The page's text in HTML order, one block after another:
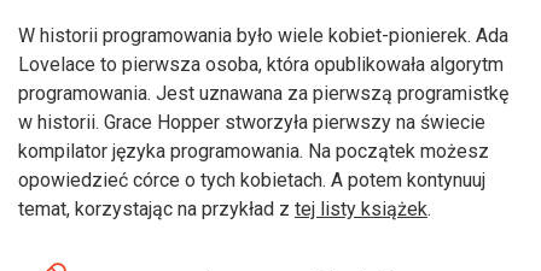
W historii programowania było wiele kobiet-pionierek. Ada
Lovelace to pierwsza osoba, która opublikowała algorytm
programowania. Jest uznawana za pierwszą programistkę
w historii. Grace Hopper stworzyła pierwszy na świecie
kompilator języka programowania. Na początek możesz
opowiedzieć córce o tych kobietach. A potem kontynuuj
temat, korzystając na przykład z tej listy książek.